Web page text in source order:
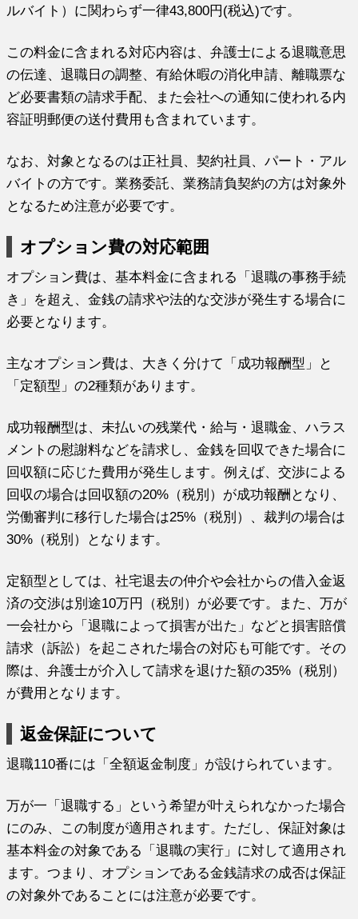
ルバイト）に関わらず一律43,800円(税込)です。
この料金に含まれる対応内容は、弁護士による退職意思
の伝達、退職日の調整、有給休暇の消化申請、離職票な
ど必要書類の請求手配、また会社への通知に使われる内
容証明郵便の送付費用も含まれています。
なお、対象となるのは正社員、契約社員、パート・アル
バイトの方です。業務委託、業務請負契約の方は対象外
となるため注意が必要です。
オプション費の対応範囲
オプション費は、基本料金に含まれる「退職の事務手続
き」を超え、金銭の請求や法的な交渉が発生する場合に
必要となります。
主なオプション費は、大きく分けて「成功報酬型」と
「定額型」の2種類があります。
成功報酬型は、未払いの残業代・給与・退職金、ハラス
メントの慰謝料などを請求し、金銭を回収できた場合に
回収額に応じた費用が発生します。例えば、交渉による
回収の場合は回収額の20%（税別）が成功報酬となり、
労働審判に移行した場合は25%（税別）、裁判の場合は
30%（税別）となります。
定額型としては、社宅退去の仲介や会社からの借入金返
済の交渉は別途10万円（税別）が必要です。また、万が
一会社から「退職によって損害が出た」などと損害賠償
請求（訴訟）を起こされた場合の対応も可能です。その
際は、弁護士が介入して請求を退けた額の35%（税別）
が費用となります。
返金保証について
退職110番には「全額返金制度」が設けられています。
万が一「退職する」という希望が叶えられなかった場合
にのみ、この制度が適用されます。ただし、保証対象は
基本料金の対象である「退職の実行」に対して適用され
ます。つまり、オプションである金銭請求の成否は保証
の対象外であることには注意が必要です。